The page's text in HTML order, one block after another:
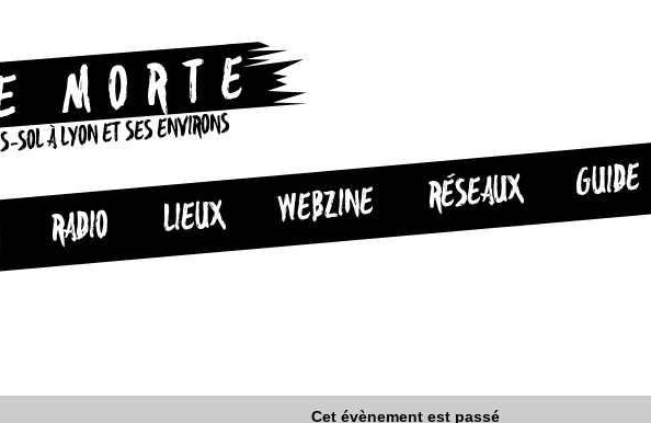
SOL À LYON ET SES ENVIRONS
RADIO LIEUX WEBZINE RÉSEAUX GUIDE
Cet évènement est passé